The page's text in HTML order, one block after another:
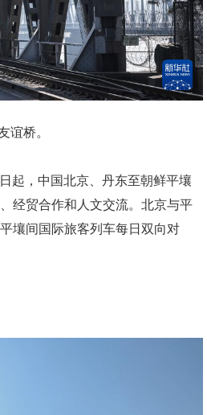
谊桥。
起，中国北京、丹东至朝鲜平壤
经贸合作和人文交流。北京与平
壤间国际旅客列车每日双向对